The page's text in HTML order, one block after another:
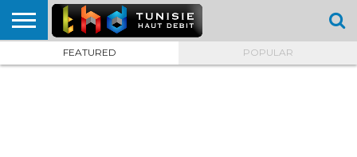
HOME
L’ACTUTHD
EN
PODCASTS
TEST
COMPARATIF
CARTE DE
CONTACT
FEATURED POPULAR